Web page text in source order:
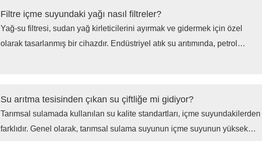
Filtre içme suyundaki yağı nasıl filtreler?
Yağ-su filtresi, sudan yağ kirleticilerini ayırmak ve gidermek için özel
olarak tasarlanmış bir cihazdır. Endüstriyel atık su arıtımında, petrol
Su arıtma tesisinden çıkan su çiftliğe mi gidiyor?
Tarımsal sulamada kullanılan su kalite standartları, içme suyundakilerden
farklıdır. Genel olarak, tarımsal sulama suyunun içme suyunun yüksek